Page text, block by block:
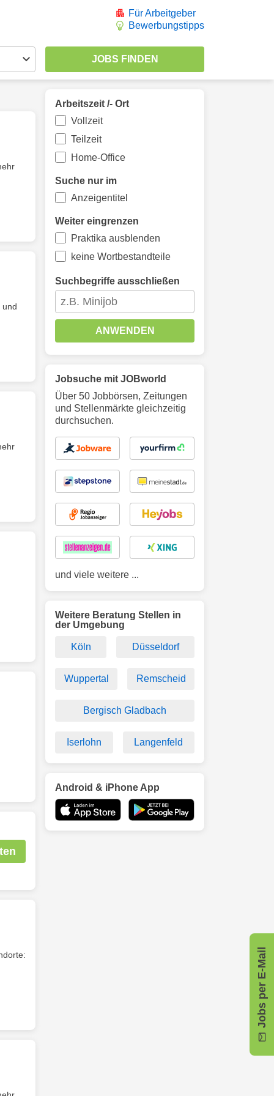
Für Arbeitgeber
Bewerbungstipps
Jobs per E-Mail
Arbeitszeit /- Ort
Vollzeit
Teilzeit
Home-Office
Suche nur im
Anzeigentitel
Weiter eingrenzen
Praktika ausblenden
keine Wortbestandteile
Suchbegriffe ausschließen
ANWENDEN
Jobsuche mit JOBworld
Über 50 Jobbörsen, Zeitungen
und Stellenmärkte gleichzeitig
durchsuchen.
und viele weitere ...
Weitere Beratung Stellen in
der Umgebung
Köln Düsseldorf
Wuppertal Remscheid
Bergisch Gladbach
Iserlohn Langenfeld
Android & iPhone App